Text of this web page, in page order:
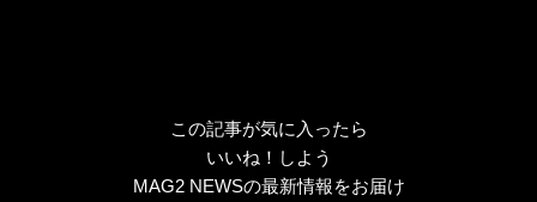
この記事が気に入ったら
いいね！しよう
MAG2 NEWSの最新情報をお届け